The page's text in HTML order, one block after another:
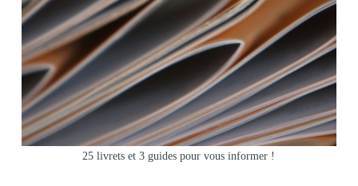
25 livrets et 3 guides pour vous informer !